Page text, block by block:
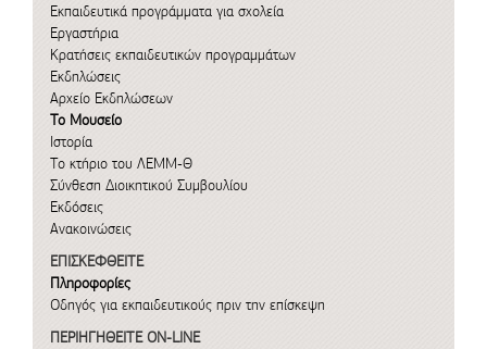
Εκπαιδευτικά προγράμματα για σχολεία
Εργαστήρια
Κρατήσεις εκπαιδευτικών προγραμμάτων
Εκδηλώσεις
Αρχείο Εκδηλώσεων
Το Μουσείο
Ιστορία
Το κτήριο του ΛΕΜΜ-Θ
Σύνθεση Διοικητικού Συμβουλίου
Εκδόσεις
Ανακοινώσεις
ΕΠΙΣΚΕΦΘΕΙΤΕ
Πληροφορίες
Οδηγός για εκπαιδευτικούς πριν την επίσκεψη
ΠΕΡΙΗΓΗΘΕΙΤΕ ON-LINE